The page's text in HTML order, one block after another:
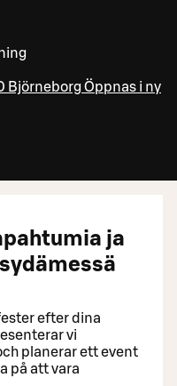
BjörneborgÖppnas i ny
ja
efter dina
vi
planerar ett event
på att vara